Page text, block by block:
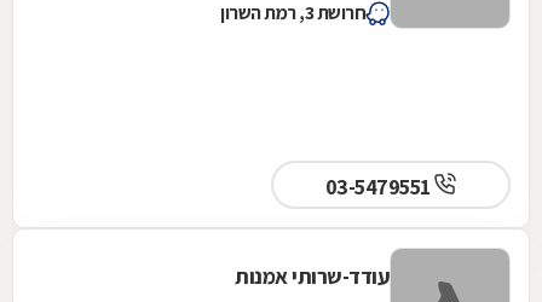
חרושת 3, רמת השרון
03-5479551
עודד-שרותי אמנות